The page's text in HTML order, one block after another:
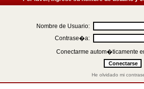
Nombre de Usuario:
Contrase�a:
Conectarme autom�ticamente
He olvidado mi